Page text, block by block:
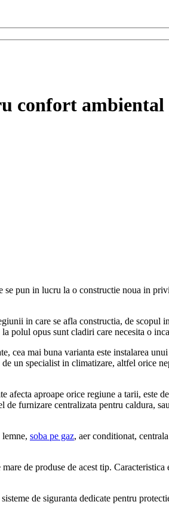
confort
pun in lucru la o constructie noua in
in care se afla constructia, de scopul
polul opus sunt cladiri care necesita o
mai buna varianta este instalarea
un specialist in climatizare, altfel orice
aproape orice regiune a tarii, este
furnizare centralizata pentru caldura,
soba pe gaz, aer conditionat,
de produse de acest tip.
de siguranta dedicate pentru